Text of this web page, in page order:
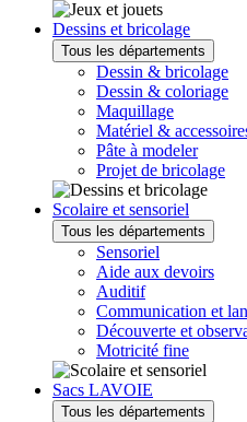
Dessins et bricolage
Tous les départements
Dessin & bricolage
Dessin & coloriage
Maquillage
Matériel &
Pâte à modeler
Projet de bricolage
Scolaire et sensoriel
Tous les départements
Sensoriel
Aide aux devoirs
Auditif
Communication et
Découverte et
Motricité fine
Sacs LAVOIE
Tous les départements